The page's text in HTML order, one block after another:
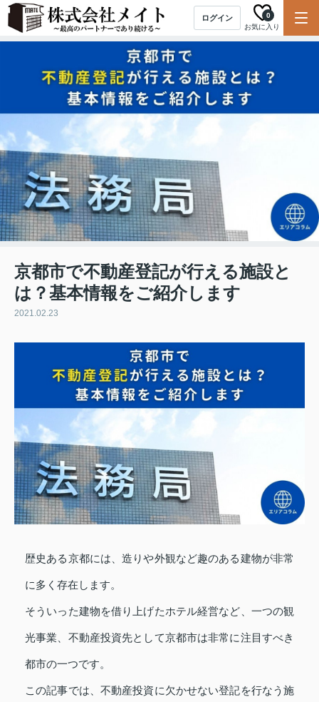
ログイン
お気に入り
0
京都市で不動産登記が行える施設と
は？基本情報をご紹介します
2021.02.23
歴史ある京都には、造りや外観など趣のある建物が非常
に多く存在します。
そういった建物を借り上げたホテル経営など、一つの観
光事業、不動産投資先として京都市は非常に注目すべき
都市の一つです。
この記事では、不動産投資に欠かせない登記を行なう施